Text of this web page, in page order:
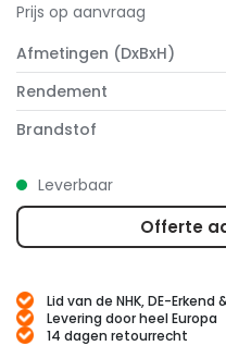
Prijs op aanvraag
Afmetingen (DxBxH)
Rendement
Brandstof
Leverbaar
Offerte
Lid van de NHK, DE-Erkend
Levering door heel Europa
14 dagen retourrecht